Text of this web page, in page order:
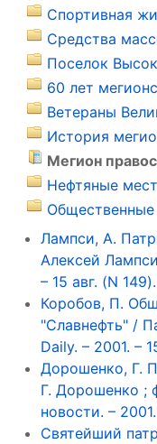
Спортивная
Средства
Поселок
60 лет
Ветераны
История
Мегион
Нефтяные
Общественные
Лампси, А.
Алексей
– 15 авг. (N
Коробов, П.
"Славнефть" /
Daily. – 2001. –
Дорошенко, Г.
Г. Дорошенко ;
новости. –
Святейший